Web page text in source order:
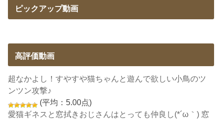
ピックアップ動画
高評価動画
超なかよし！すやすや猫ちゃんと遊んで欲しい小鳥のツ
ンツン攻撃♪
(平均：5.00点)
愛猫ギネスと窓拭きおじさんはとっても仲良し(*´ω｀) 窓